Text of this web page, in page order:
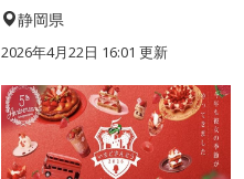
静岡県
2026年4月22日 16:01 更新